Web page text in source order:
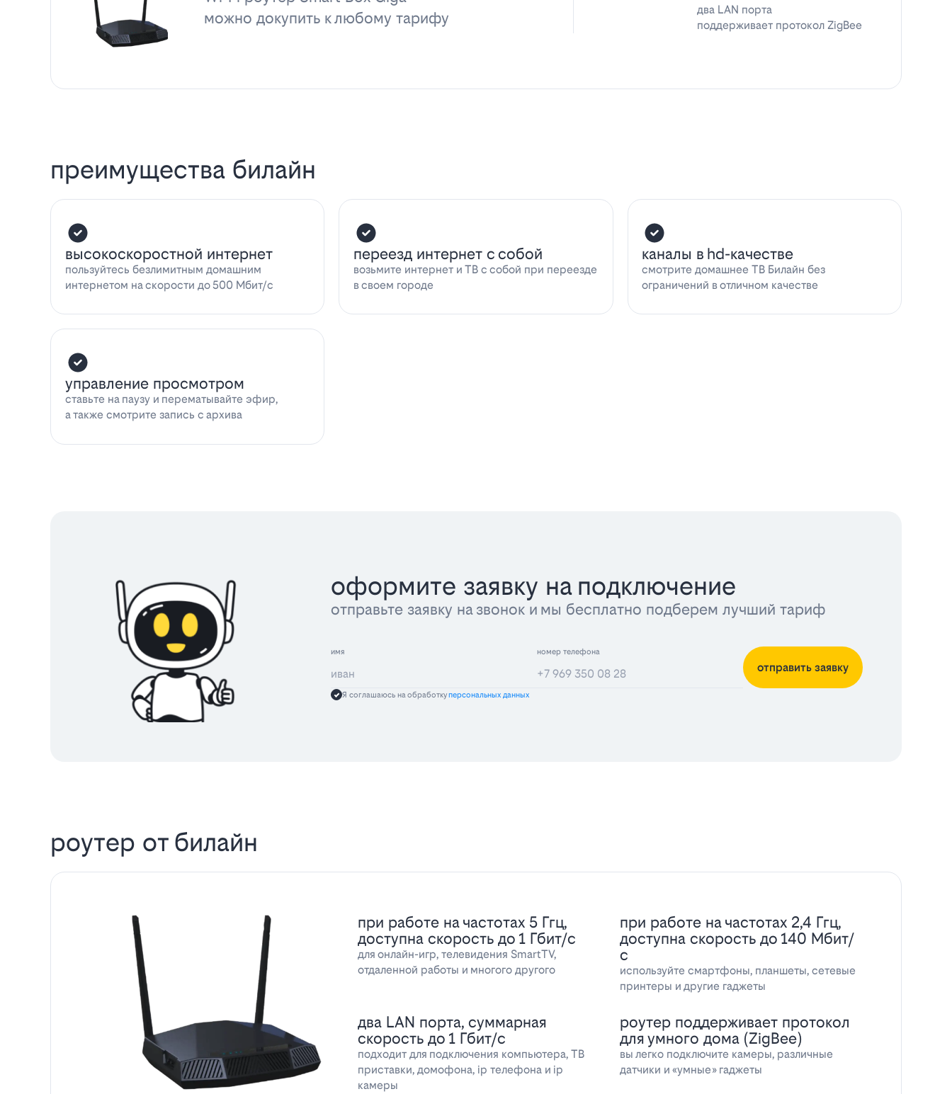
можно докупить к любому тарифу
два LAN порта
поддерживает протокол ZigBee
преимущества билайн
высокоскоростной интернет
пользуйтесь безлимитным домашним
интернетом на скорости до 500 Мбит/с
переезд интернет с собой
возьмите интернет и ТВ с собой при переезде
в своем городе
каналы в hd-качестве
смотрите домашнее ТВ Билайн без
ограничений в отличном качестве
управление просмотром
ставьте на паузу и перематывайте эфир,
а также смотрите запись с архива
оформите заявку на подключение
отправьте заявку на звонок и мы бесплатно подберем лучший тариф
имя номер телефона
отправить заявку
Я соглашаюсь на обработкуперсональных данных
роутер от билайн
при работе на частотах 5 Ггц,
доступна скорость до 1 Гбит/с
для онлайн-игр, телевидения SmartTV,
отдаленной работы и многого другого
при работе на частотах 2,4 Ггц,
доступна скорость до 140 Мбит/
с
используйте смартфоны, планшеты, сетевые
принтеры и другие гаджеты
два LAN порта, суммарная
скорость до 1 Гбит/с
подходит для подключения компьютера, ТВ
приставки, домофона, ip телефона и ip
камеры
роутер поддерживает протокол
для умного дома (ZigBee)
вы легко подключите камеры, различные
датчики и «умные» гаджеты